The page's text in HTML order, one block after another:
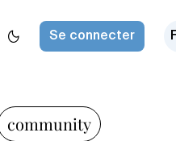
Se connecter
community